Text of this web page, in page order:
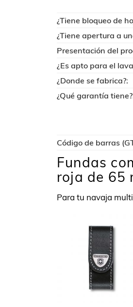
¿Tiene bloqueo de
¿Tiene apertura a
Presentación del
¿Es apto para el
¿Donde se fabrica?:
¿Qué garantía
Código de barras
Fundas
roja de 65
Para tu navaja